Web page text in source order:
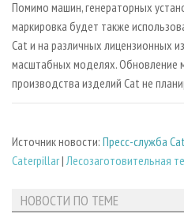
Помимо машин, генераторных
маркировка будет также
Cat и на различных лицензионных
масштабных моделях. Обновление
производства изделий Cat не
Источник новости: Пресс-служба
Caterpillar|Лесозаготовительная
НОВОСТИ ПО ТЕМЕ